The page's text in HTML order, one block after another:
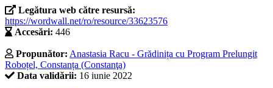
Legătura web către resursă:
https://wordwall.net/ro/resource/33623576
Accesări: 446
Propunător: Anastasia Racu - Grădinița cu Program Prelungit
Roboțel, Constanța (Constanţa)
Data validării: 16 iunie 2022